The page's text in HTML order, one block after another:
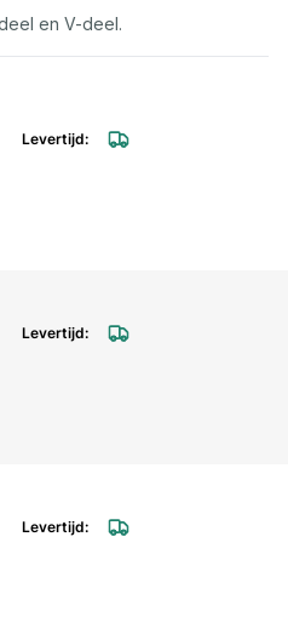
en V-deel.
deel en V-deel 108mm X 4"
deel en V-deel 133mm X 5"
deel en V-deel 159mm X 6"